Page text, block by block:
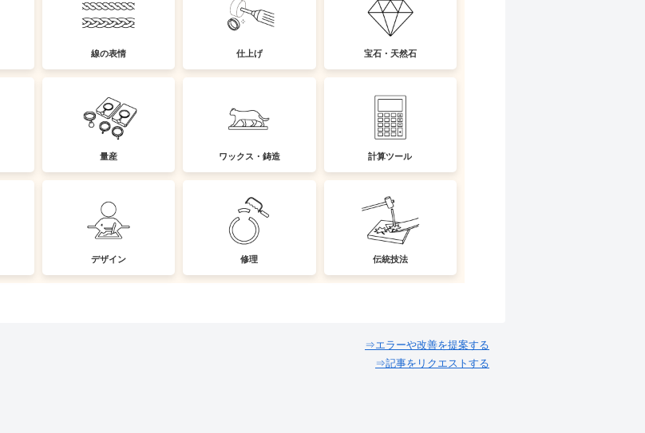
線の表情 仕上げ 宝石・天然石
量産 ワックス・鋳造 計算ツール
デザイン 修理 伝統技法
⇒エラーや改善を提案する
⇒記事をリクエストする